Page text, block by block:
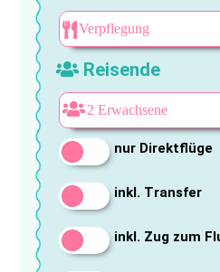
Reisende
nur Direktflüge
inkl. Transfer
inkl. Zug zum